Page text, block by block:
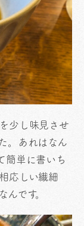
少し味見させ
。あれはなん
簡単に書いち
応しい繊細
です。